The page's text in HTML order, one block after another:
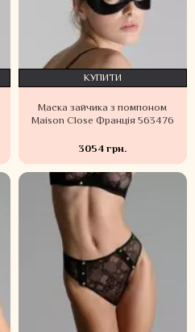
Маска зайчика з помпоном
Maison Close Франція 563476
3054 грн.
КУПИТИ